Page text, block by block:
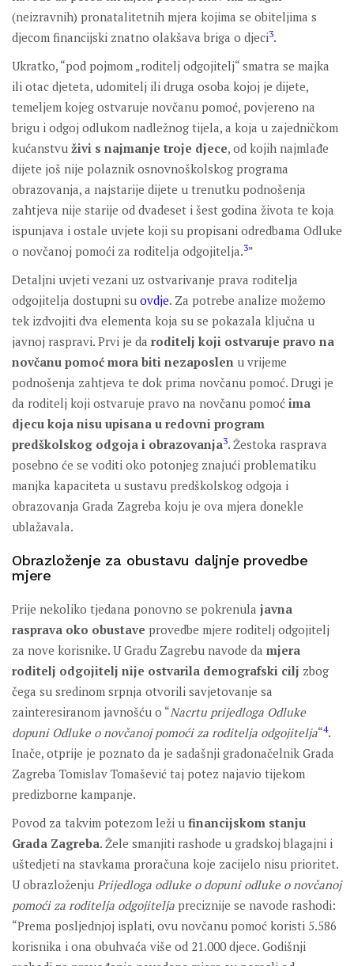
(neizravnih) pronatalitetnih mjera kojima se obiteljima s
djecom financijski znatno olakšava briga o djeci3.
Ukratko, “pod pojmom „roditelj odgojitelj“ smatra se majka
ili otac djeteta, udomitelj ili druga osoba kojoj je dijete,
temeljem kojeg ostvaruje novčanu pomoć, povjereno na
brigu i odgoj odlukom nadležnog tijela, a koja u zajedničkom
kućanstvu živi s najmanje troje djece, od kojih najmlađe
dijete još nije polaznik osnovnoškolskog programa
obrazovanja, a najstarije dijete u trenutku podnošenja
zahtjeva nije starije od dvadeset i šest godina života te koja
ispunjava i ostale uvjete koji su propisani odredbama Odluke
o novčanoj pomoći za roditelja odgojitelja.3”
Detaljni uvjeti vezani uz ostvarivanje prava roditelja
odgojitelja dostupni su ovdje. Za potrebe analize možemo
tek izdvojiti dva elementa koja su se pokazala ključna u
javnoj raspravi. Prvi je da roditelj koji ostvaruje pravo na
novčanu pomoć mora biti nezaposlen u vrijeme
podnošenja zahtjeva te dok prima novčanu pomoć. Drugi je
da roditelj koji ostvaruje pravo na novčanu pomoć ima
djecu koja nisu upisana u redovni program
predškolskog odgoja i obrazovanja3. Žestoka rasprava
posebno će se voditi oko potonjeg znajući problematiku
manjka kapaciteta u sustavu predškolskog odgoja i
obrazovanja Grada Zagreba koju je ova mjera donekle
ublažavala.
Obrazloženje za obustavu daljnje provedbe
mjere
Prije nekoliko tjedana ponovno se pokrenula javna
rasprava oko obustave provedbe mjere roditelj odgojitelj
za nove korisnike. U Gradu Zagrebu navode da mjera
roditelj odgojitelj nije ostvarila demografski cilj zbog
čega su sredinom srpnja otvorili savjetovanje sa
zainteresiranom javnošću o “Nacrtu prijedloga Odluke
dopuni Odluke o novčanoj pomoći za roditelja odgojitelja“4.
Inače, otprije je poznato da je sadašnji gradonačelnik Grada
Zagreba Tomislav Tomašević taj potez najavio tijekom
predizborne kampanje.
Povod za takvim potezom leži u financijskom stanju
Grada Zagreba. Žele smanjiti rashode u gradskoj blagajni i
uštedjeti na stavkama proračuna koje zacijelo nisu prioritet.
U obrazloženju Prijedloga odluke o dopuni odluke o novčanoj
pomoći za roditelja odgojitelja preciznije se navode rashodi:
“Prema posljednjoj isplati, ovu novčanu pomoć koristi 5.586
korisnika i ona obuhvaća više od 21.000 djece. Godišnji